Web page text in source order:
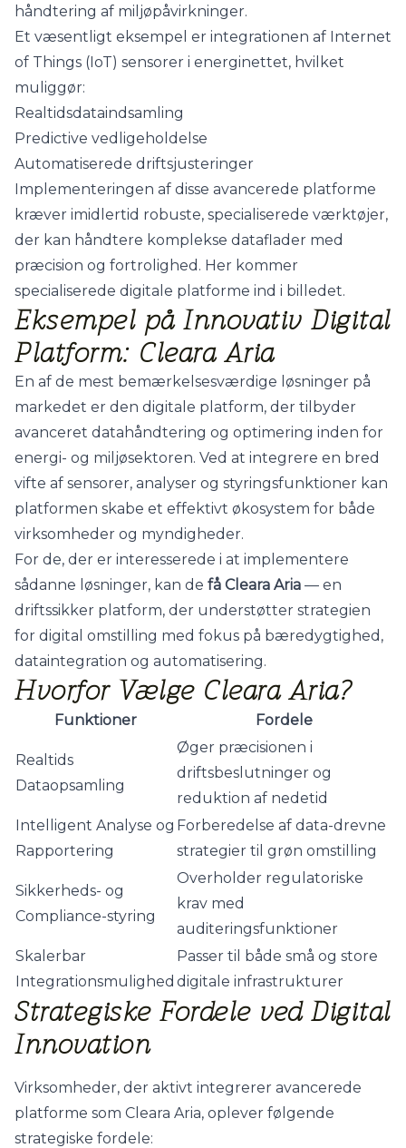
håndtering af miljøpåvirkninger.
Et væsentligt eksempel er integrationen af Internet
of Things (IoT) sensorer i energinettet, hvilket
muliggør:
Realtidsdataindsamling
Predictive vedligeholdelse
Automatiserede driftsjusteringer
Implementeringen af disse avancerede platforme
kræver imidlertid robuste, specialiserede værktøjer,
der kan håndtere komplekse dataflader med
præcision og fortrolighed. Her kommer
specialiserede digitale platforme ind i billedet.
Eksempel på Innovativ Digital
Platform: Cleara Aria
En af de mest bemærkelsesværdige løsninger på
markedet er den digitale platform, der tilbyder
avanceret datahåndtering og optimering inden for
energi- og miljøsektoren. Ved at integrere en bred
vifte af sensorer, analyser og styringsfunktioner kan
platformen skabe et effektivt økosystem for både
virksomheder og myndigheder.
For de, der er interesserede i at implementere
sådanne løsninger, kan de få Cleara Aria — en
driftssikker platform, der understøtter strategien
for digital omstilling med fokus på bæredygtighed,
dataintegration og automatisering.
Hvorfor Vælge Cleara Aria?
Funktioner Fordele
Realtids
Dataopsamling
Øger præcisionen i
driftsbeslutninger og
reduktion af nedetid
Intelligent Analyse og
Rapportering
Forberedelse af data-drevne
strategier til grøn omstilling
Sikkerheds- og
Compliance-styring
Overholder regulatoriske
krav med
auditeringsfunktioner
Skalerbar
Integrationsmulighed
Passer til både små og store
digitale infrastrukturer
Strategiske Fordele ved Digital
Innovation
Virksomheder, der aktivt integrerer avancerede
platforme som Cleara Aria, oplever følgende
strategiske fordele: